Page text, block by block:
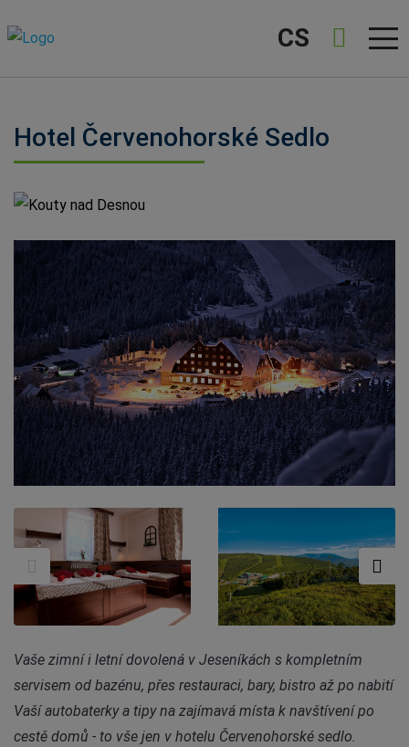
CS
Hotel Červenohorské Sedlo
Kouty nad Desnou
Vaše zimní i letní dovolená v Jeseníkách s kompletním
servisem od bazénu, přes restauraci, bary, bistro až po nabití
Vaší autobaterky a tipy na zajímavá místa k navštívení po
cestě domů - to vše jen v hotelu Červenohorské sedlo.